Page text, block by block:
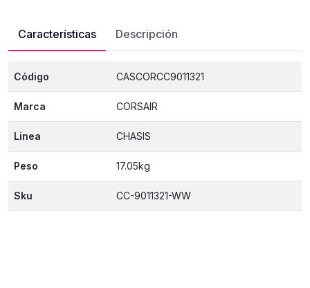
Características Descripción
Código CASCORCC9011321
Marca CORSAIR
Linea CHASIS
Peso 17.05kg
Sku CC-9011321-WW